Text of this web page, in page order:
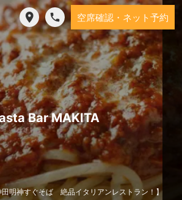
空席確認・ネット予約
Bar MAKITA
田明神すぐそば 絶品イタリアンレストラン！】